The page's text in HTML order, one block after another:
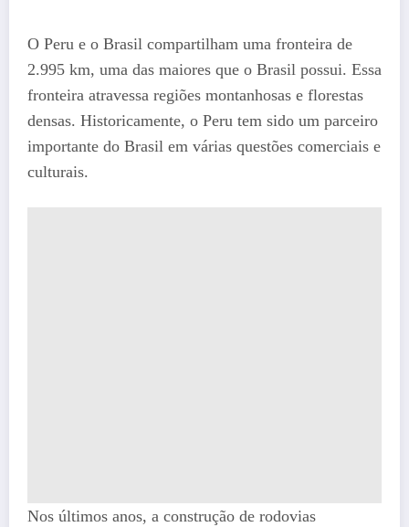
O Peru e o Brasil compartilham uma fronteira de
2.995 km, uma das maiores que o Brasil possui. Essa
fronteira atravessa regiões montanhosas e florestas
densas. Historicamente, o Peru tem sido um parceiro
importante do Brasil em várias questões comerciais e
culturais.
Nos últimos anos, a construção de rodovias